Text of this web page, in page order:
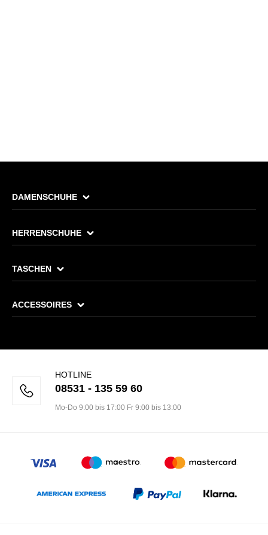
DAMENSCHUHE
HERRENSCHUHE
TASCHEN
ACCESSOIRES
HOTLINE
08531 - 135 59 60
Mo-Do 9:00 bis 17:00 Fr 9:00 bis 13:00